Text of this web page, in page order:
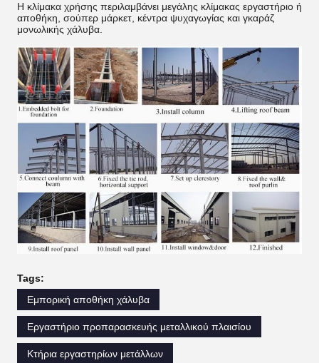
Η κλίμακα χρήσης περιλαμβάνει μεγάλης κλίμακας εργαστήριο ή
αποθήκη, σούπερ μάρκετ, κέντρα ψυχαγωγίας και γκαράζ
μονωλικής χάλυβα.
Tags:
Εμπορική αποθήκη χάλυβα
Εργαστήριο προπαρασκευής μεταλλικού πλαισίου
Κτήρια εργαστηρίων μετάλλων